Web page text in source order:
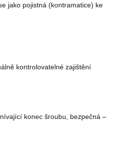
jako pojistná (kontramatice) ke
kontrolovatelné zajištění
konec šroubu, bezpečná –